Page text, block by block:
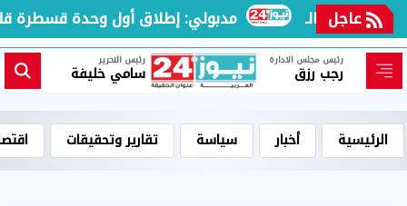
عاجل مدبولي: إطلاق أول وحدة قسطرة قلب
رئيس مجلس الادارة
رجب رزق
رئيس التحرير
سامي خليفة
الرئيسية أخبار سياسة تقارير وتحقيقات